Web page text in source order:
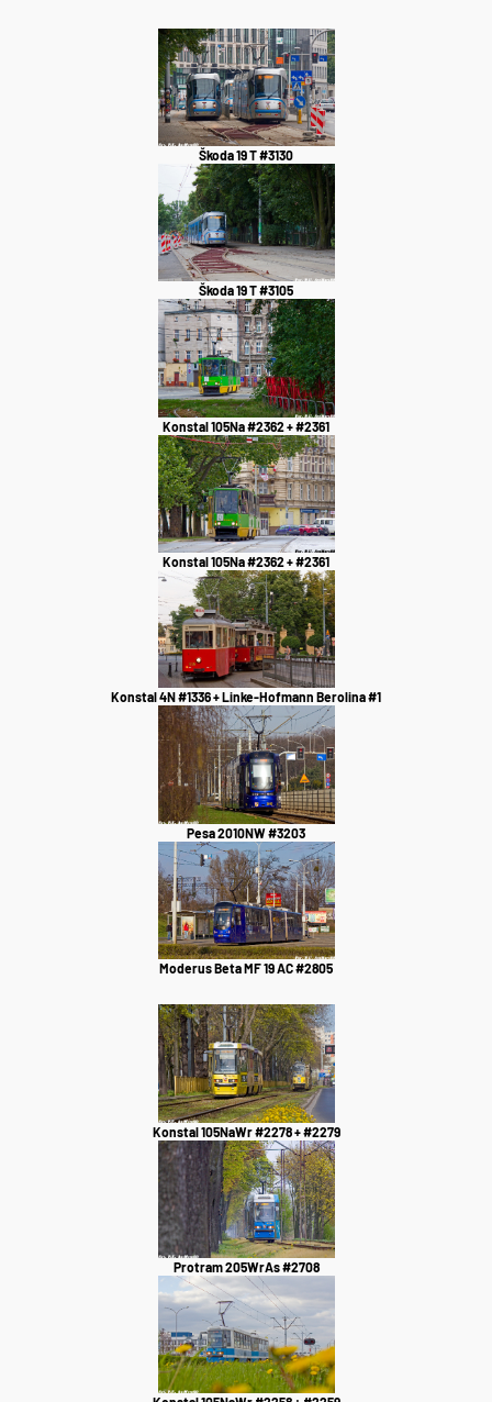
Škoda 19 T #3130
Škoda 19 T #3105
Konstal 105Na #2362 + #2361
Konstal 105Na #2362 + #2361
Konstal 4N #1336 + Linke-Hofmann Berolina #1
Pesa 2010NW #3203
Moderus Beta MF 19 AC #2805
Konstal 105NaWr #2278 + #2279
Protram 205WrAs #2708